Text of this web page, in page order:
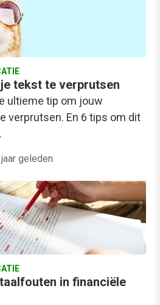
tekst te verprutsen
ultieme tip om jouw
verprutsen. En 6 tips om dit
geleden
in financiële